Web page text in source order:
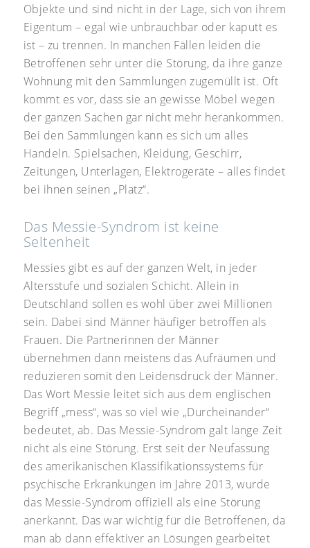
Objekte und sind nicht in der Lage, sich von ihrem
Eigentum – egal wie unbrauchbar oder kaputt es
ist – zu trennen. In manchen Fällen leiden die
Betroffenen sehr unter die Störung, da ihre ganze
Wohnung mit den Sammlungen zugemüllt ist. Oft
kommt es vor, dass sie an gewisse Möbel wegen
der ganzen Sachen gar nicht mehr herankommen.
Bei den Sammlungen kann es sich um alles
Handeln. Spielsachen, Kleidung, Geschirr,
Zeitungen, Unterlagen, Elektrogeräte – alles findet
bei ihnen seinen „Platz“.
Das Messie-Syndrom ist keine
Seltenheit
Messies gibt es auf der ganzen Welt, in jeder
Altersstufe und sozialen Schicht. Allein in
Deutschland sollen es wohl über zwei Millionen
sein. Dabei sind Männer häufiger betroffen als
Frauen. Die Partnerinnen der Männer
übernehmen dann meistens das Aufräumen und
reduzieren somit den Leidensdruck der Männer.
Das Wort Messie leitet sich aus dem englischen
Begriff „mess“, was so viel wie „Durcheinander“
bedeutet, ab. Das Messie-Syndrom galt lange Zeit
nicht als eine Störung. Erst seit der Neufassung
des amerikanischen Klassifikationssystems für
psychische Erkrankungen im Jahre 2013, wurde
das Messie-Syndrom offiziell als eine Störung
anerkannt. Das war wichtig für die Betroffenen, da
man ab dann effektiver an Lösungen gearbeitet